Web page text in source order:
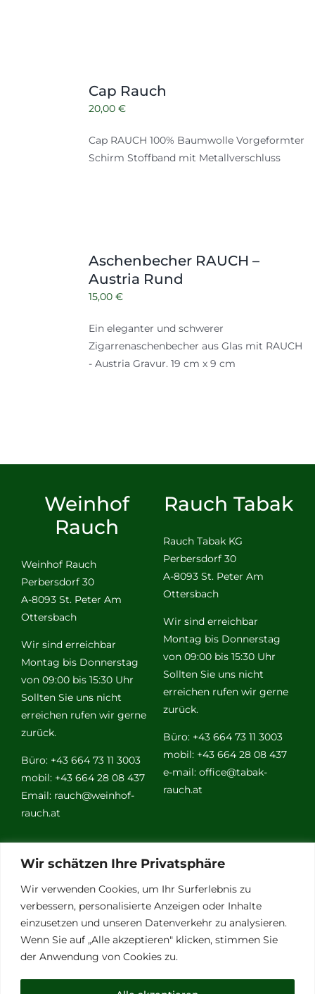
Wir schätzen Ihre Privatsphäre
Wir verwenden Cookies, um Ihr Surferlebnis zu
verbessern, personalisierte Anzeigen oder Inhalte
einzusetzen und unseren Datenverkehr zu analysieren.
Wenn Sie auf „Alle akzeptieren" klicken, stimmen Sie
der Anwendung von Cookies zu.
Cap Rauch
20,00 €
Cap RAUCH 100% Baumwolle Vorgeformter
Schirm Stoffband mit Metallverschluss
Aschenbecher RAUCH –
Austria Rund
15,00 €
Ein eleganter und schwerer
Zigarrenaschenbecher aus Glas mit RAUCH
- Austria Gravur. 19 cm x 9 cm
Weinhof
Rauch
Weinhof Rauch
Perbersdorf 30
A-8093 St. Peter Am
Ottersbach
Wir sind erreichbar
Montag bis Donnerstag
von 09:00 bis 15:30 Uhr
Sollten Sie uns nicht
erreichen rufen wir gerne
zurück.
Büro: +43 664 73 11 3003
mobil: +43 664 28 08 437
Email: rauch@weinhof-
rauch.at
Rauch Tabak
Rauch Tabak KG
Perbersdorf 30
A-8093 St. Peter Am
Ottersbach
Wir sind erreichbar
Montag bis Donnerstag
von 09:00 bis 15:30 Uhr
Sollten Sie uns nicht
erreichen rufen wir gerne
zurück.
Büro: +43 664 73 11 3003
mobil: +43 664 28 08 437
e-mail: office@tabak-
rauch.at
Weitere
Links
Vino Vitalis
Ottersbachtal
Partnerbetriebe
Links für Weinkenner